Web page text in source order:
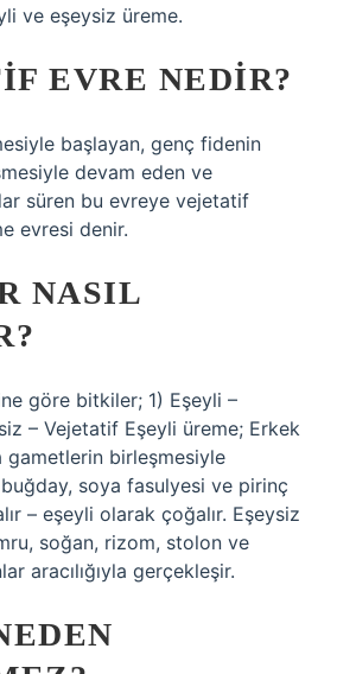
ve eşeysiz üreme.
EVRE NEDIR?
başlayan, genç fidenin
devam eden ve
süren bu evreye vejetatif
evresi denir.
NASIL
göre bitkiler; 1) Eşeyli –
– Vejetatif Eşeyli üreme; Erkek
birleşmesiyle
buğday, soya fasulyesi ve pirinç
– eşeyli olarak çoğalır. Eşeysiz
soğan, rizom, stolon ve
aracılığıyla gerçekleşir.